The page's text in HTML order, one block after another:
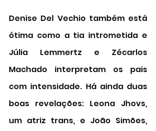
Denise Del Vechio também está
ótima como a tia intrometida e
Júlia Lemmertz e Zécarlos
Machado interpretam os pais
com intensidade. Há ainda duas
boas revelações: Leona Jhovs,
um atriz trans, e João Simões,